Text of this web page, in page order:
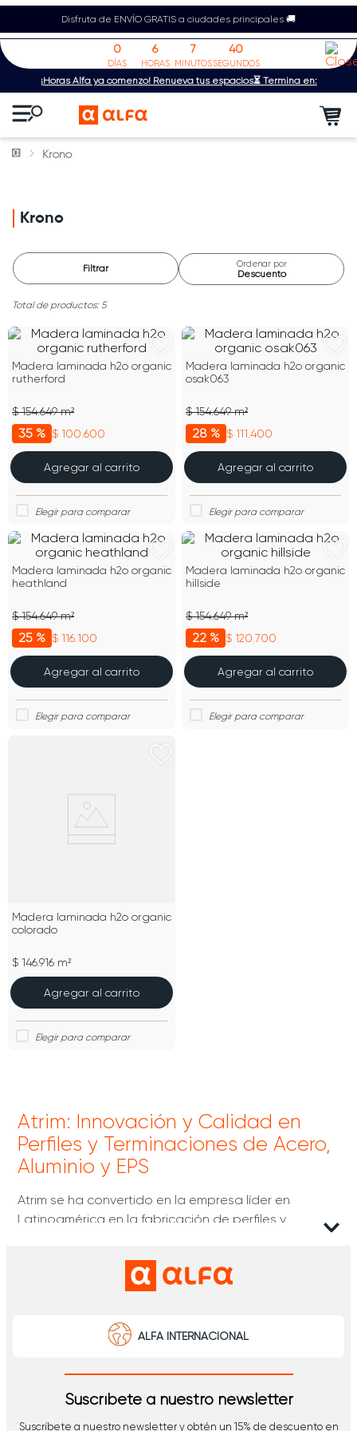
Disfruta de ENVÍO GRATIS a ciudades principales 🚚
¡Horas Alfa ya comenzó! Renueva tus espacios⏳ Termina en:
0
DÍAS
6
HORAS
7
MINUTOS
40
SEGUNDOS
Krono
Krono
Filtrar Ordenar por
Descuento
5
Madera laminada h2o organic
rutherford
35 % $ 100.600
$ 154.649 m²
Agregar al carrito
Madera laminada h2o organic
osak063
28 % $ 111.400
$ 154.649 m²
Agregar al carrito
Madera laminada h2o organic
heathland
25 % $ 116.100
$ 154.649 m²
Agregar al carrito
Madera laminada h2o organic
hillside
22 % $ 120.700
$ 154.649 m²
Agregar al carrito
Madera laminada h2o organic
colorado
$ 146.916 m²
Agregar al carrito
Atrim: Innovación y Calidad en
Perfiles y Terminaciones de Acero,
Aluminio y EPS
Atrim se ha convertido en la empresa líder en
Latinoamérica en la fabricación de perfiles y
expandido). Con una trayectoria de 25 años, esta
marca nacida en Argentina se ha destacado por
ofrecer soluciones innovadoras y creativas para la
apostando por la eficiencia energética y la
procesos productivos y utiliza nuevas materias
primas para garantizar la calidad y durabilidad de
ALFA INTERNACIONAL
Suscríbete a nuestro newsletter
Suscríbete a nuestro newsletter y obtén un 15% de descuento en